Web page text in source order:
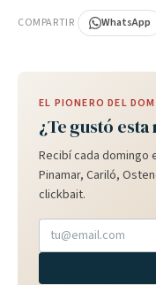
COMPARTIR WhatsApp
EL PIONERO DEL
¿Te gustó esta
Recibí cada domingo
Pinamar, Cariló,
clickbait.